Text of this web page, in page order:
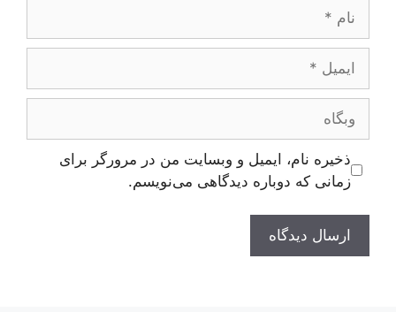
وبگاه
ذخیره نام، ایمیل و وبسایت من در مرورگر برای
زمانی که دوباره دیدگاهی می‌نویسم.